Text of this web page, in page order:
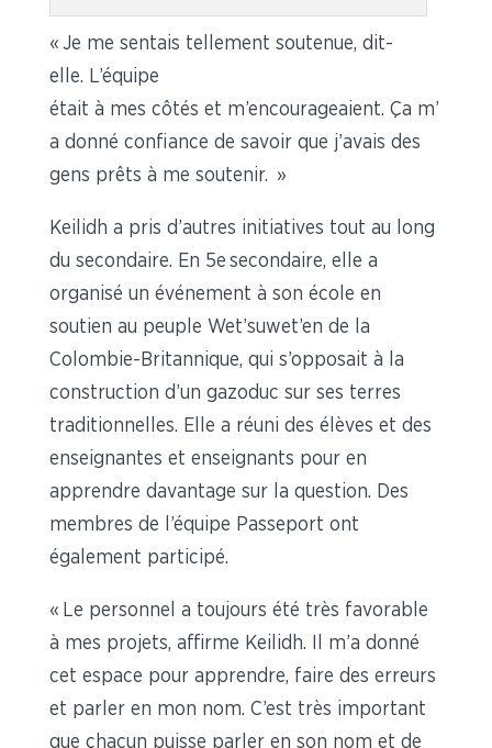
« Je me sentais tellement soutenue, dit-
elle. L’équipe
était à mes côtés et m’encourageaient. Ça m’
a donné confiance de savoir que j’avais des
gens prêts à me soutenir. »
Keilidh a pris d’autres initiatives tout au long
du secondaire. En 5e secondaire, elle a
organisé un événement à son école en
soutien au peuple Wet’suwet’en de la
Colombie-Britannique, qui s’opposait à la
construction d’un gazoduc sur ses terres
traditionnelles. Elle a réuni des élèves et des
enseignantes et enseignants pour en
apprendre davantage sur la question. Des
membres de l’équipe Passeport ont
également participé.
« Le personnel a toujours été très favorable
à mes projets, affirme Keilidh. Il m’a donné
cet espace pour apprendre, faire des erreurs
et parler en mon nom. C’est très important
que chacun puisse parler en son nom et de